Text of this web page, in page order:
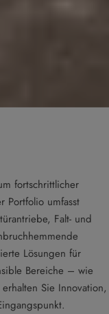
fortschrittlicher
Portfolio umfasst
Falt- und
Lösungen für
Bereiche – wie
Sie Innovation,